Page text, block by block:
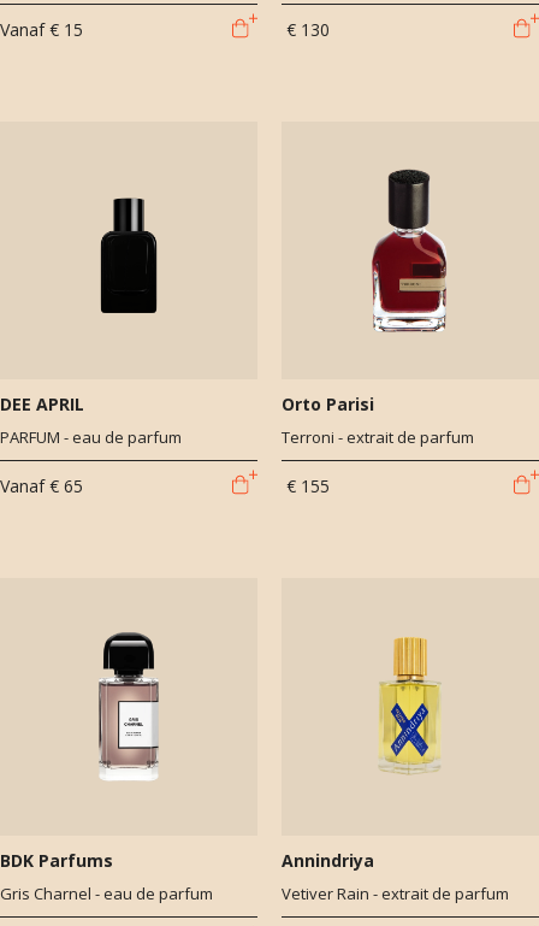
Vanaf € 15 € 130
DEE APRIL
PARFUM - eau de parfum
Vanaf € 65
Orto Parisi
Terroni - extrait de parfum
€ 155
BDK Parfums
Gris Charnel - eau de parfum
Annindriya
Vetiver Rain - extrait de parfum